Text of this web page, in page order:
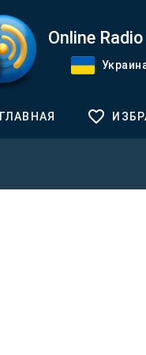
Online
ГЛАВНАЯ